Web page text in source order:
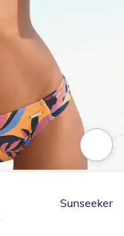
Sunseeker